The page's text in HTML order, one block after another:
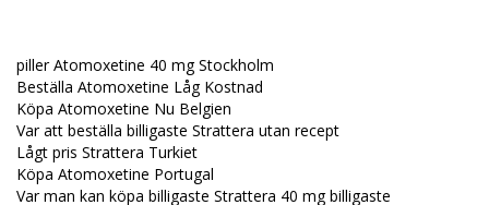
piller Atomoxetine 40 mg Stockholm
Beställa Atomoxetine Låg Kostnad
Köpa Atomoxetine Nu Belgien
Var att beställa billigaste Strattera utan recept
Lågt pris Strattera Turkiet
Köpa Atomoxetine Portugal
Var man kan köpa billigaste Strattera 40 mg billigaste